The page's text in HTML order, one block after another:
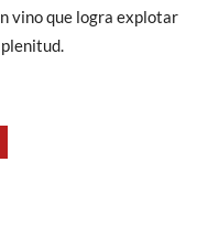
vino que logra explotar